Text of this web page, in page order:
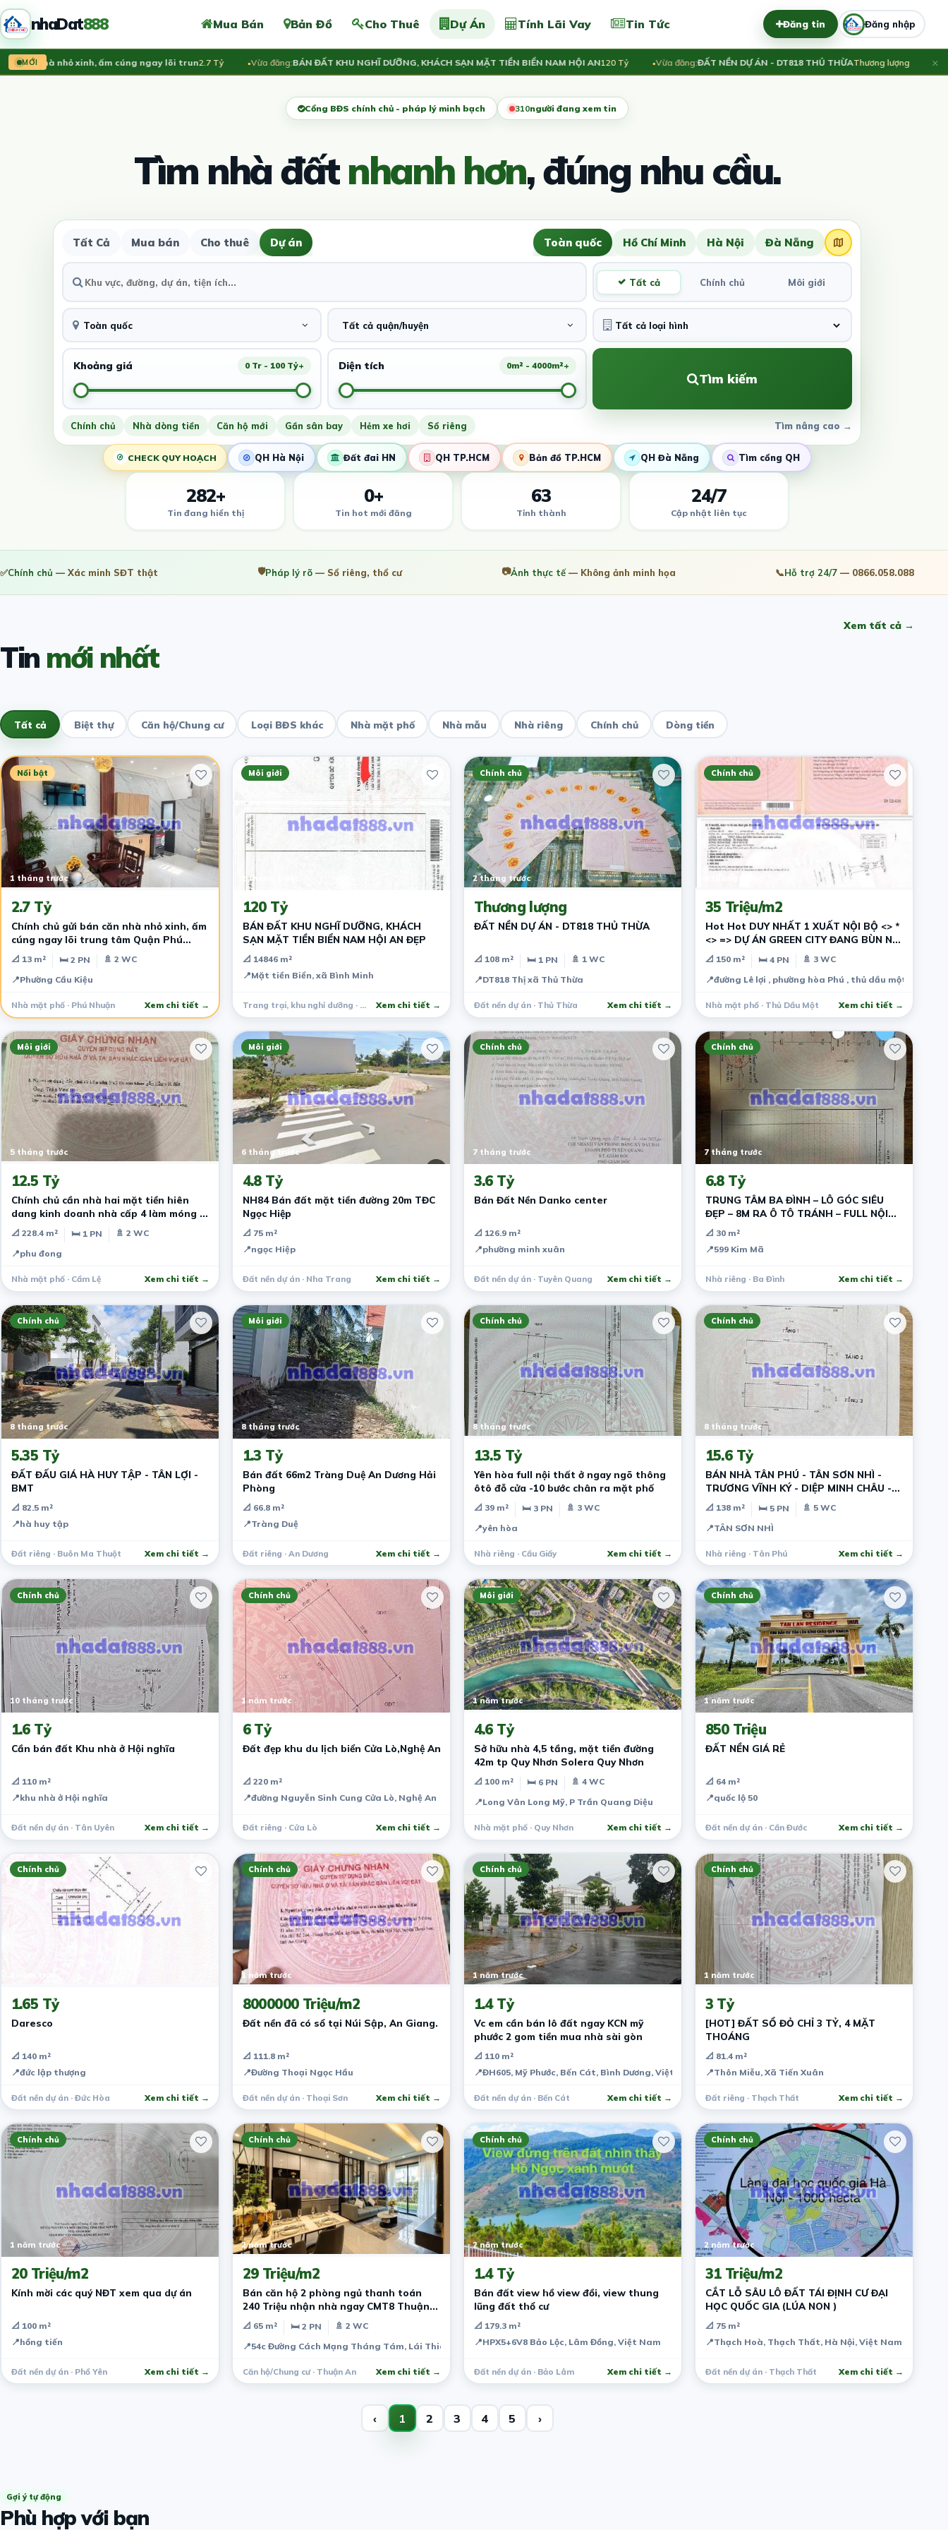
nhaDat888 Mua Bán Bản Đồ Cho Thuê Dự Án Tính Lãi Vay Tin Tức Đăng tin Đăng nhập
MỚI
nhà nhỏ xinh, ấm cúng ngay lõi trun2.7 Tỷ Vừa đăng: BÁN ĐẤT KHU NGHĨ DƯỠNG, KHÁCH SẠN MẶT TIỀN BIỂN NAM HỘI AN120 Tỷ Vừa đăng: ĐẤT NỀN DỰ ÁN - DT818 THỦ THỪAThương lượng Vừa×
Cổng BĐS chính chủ - pháp lý minh bạch 314người đang xem tin
Tìm nhà đấtnhanh hơn, đúng nhu cầu.
Tất Cả Mua bán Cho thuê Dự án Toàn quốc Hồ Chí Minh Hà Nội Đà Nẵng
Tất cả Chính chủ Môi giới
Toàn quốc Tất cả quận/huyện
Khoảng giá 0 Tr - 100 Tỷ+ Diện tích 0m² - 4000m²+
Tìm kiếm
Chính chủ Nhà dòng tiền Căn hộ mới Gần sân bay Hẻm xe hơi Sổ riêng Tìm nâng cao →
CHECK QUY HOẠCH QH Hà Nội Đất đai HN QH TP.HCM Bản đồ TP.HCM QH Đà Nẵng Tìm cổng QH
282+
Tin đang hiển thị
0+
Tin hot mới đăng
63
Tỉnh thành
24/7
Cập nhật liên tục
✅Chính chủ — Xác minh SĐT thật 🛡️Pháp lý rõ — Sổ riêng, thổ cư 📷Ảnh thực tế— Không ảnh minh họa 📞Hỗ trợ 24/7 — 0866.058.088
Tinmới nhất
Xem tất cả →
Tất cả Biệt thự Căn hộ/Chung cư Loại BĐS khác Nhà mặt phố Nhà mẫu Nhà riêng Chính chủ Dòng tiền
Nổi bật
1 tháng trước
2.7 Tỷ
​Chính chủ gửi bán căn nhà nhỏ xinh, ấm
cúng ngay lõi trung tâm Quận Phú
Nhuận
📐 13 m² 🛏 2 PN
🚿 2 WC
📍Phường Cầu Kiệu
Nhà mặt phố · Phú Nhuận Xem chi tiết →
Môi giới
2 tháng trước
120 Tỷ
BÁN ĐẤT KHU NGHĨ DƯỠNG, KHÁCH
SẠN MẶT TIỀN BIỂN NAM HỘI AN ĐẸP
📐 14846 m²
📍Mặt tiền Biển, xã Bình Minh
Trang trại, khu nghỉ dưỡng · Thăng Bình Xem chi tiết →
Chính chủ
2 tháng trước
Thương lượng
ĐẤT NỀN DỰ ÁN - DT818 THỦ THỪA
📐 108 m² 🛏 1 PN
🚿 1 WC
📍DT818 Thị xã Thủ Thừa
Đất nền dự án · Thủ Thừa Xem chi tiết →
Chính chủ
35 Triệu/m2
Hot Hot DUY NHẤT 1 XUẤT NỘI BỘ <> *
<> => DỰ ÁN GREEN CITY ĐANG BÙN NỔ
TẠI TD
📐 150 m² 🛏 4 PN
🚿 3 WC
📍đường Lê lợi , phường hòa Phú , thủ dầu một , bình
Nhà mặt phố · Thủ Dầu Một Xem chi tiết →
Môi giới
5 tháng trước
12.5 Tỷ
Chính chủ cần nhà hai mặt tiền hiên
dang kinh doanh nhà cấp 4 làm móng 3
tầng ki
📐 228.4 m² 🛏 1 PN
🚿 2 WC
📍phu đong
Nhà mặt phố · Cẩm Lệ Xem chi tiết →
Môi giới
6 tháng trước
4.8 Tỷ
NH84 Bán đất mặt tiền đường 20m TĐC
Ngọc Hiệp
📐 75 m²
📍ngọc Hiệp
Đất nền dự án · Nha Trang Xem chi tiết →
Chính chủ
7 tháng trước
3.6 Tỷ
Bán Đất Nền Danko center
📐 126.9 m²
📍phường minh xuân
Đất nền dự án · Tuyên Quang Xem chi tiết →
Chính chủ
7 tháng trước
6.8 Tỷ
TRUNG TÂM BA ĐÌNH – LÔ GÓC SIÊU
ĐẸP – 8M RA Ô TÔ TRÁNH – FULL NỘI
THẤT – Ở LUÔN
📐 30 m²
📍599 Kim Mã
Nhà riêng · Ba Đình Xem chi tiết →
Chính chủ
8 tháng trước
5.35 Tỷ
ĐẤT ĐẤU GIÁ HÀ HUY TẬP - TÂN LỢI -
BMT
📐 82.5 m²
📍hà huy tập
Đất riêng · Buôn Ma Thuột Xem chi tiết →
Môi giới
8 tháng trước
1.3 Tỷ
Bán đất 66m2 Tràng Duệ An Dương Hải
Phòng
📐 66.8 m²
📍Tràng Duệ
Đất riêng · An Dương Xem chi tiết →
Chính chủ
8 tháng trước
13.5 Tỷ
Yên hòa full nội thất ở ngay ngõ thông
ôtô đỗ cửa -10 bước chân ra mặt phố
📐 39 m² 🛏 3 PN
🚿 3 WC
📍yên hòa
Nhà riêng · Cầu Giấy Xem chi tiết →
Chính chủ
8 tháng trước
15.6 Tỷ
BÁN NHÀ TÂN PHÚ - TÂN SƠN NHÌ -
TRƯƠNG VĨNH KÝ - DIỆP MINH CHÂU -
5,5*25M .
📐 138 m² 🛏 5 PN
🚿 5 WC
📍TÂN SƠN NHÌ
Nhà riêng · Tân Phú Xem chi tiết →
Chính chủ
10 tháng trước
1.6 Tỷ
Cần bán đất Khu nhà ở Hội nghĩa
📐 110 m²
📍khu nhà ở Hội nghĩa
Đất nền dự án · Tân Uyên Xem chi tiết →
Chính chủ
1 năm trước
6 Tỷ
Đất đẹp khu du lịch biển Cửa Lò,Nghệ An
📐 220 m²
📍đường Nguyễn Sinh Cung Cửa Lò, Nghệ An
Đất riêng · Cửa Lò Xem chi tiết →
Môi giới
1 năm trước
4.6 Tỷ
Sở hữu nhà 4,5 tầng, mặt tiền đường
42m tp Quy Nhơn Solera Quy Nhơn
📐 100 m² 🛏 6 PN
🚿 4 WC
📍Long Vân Long Mỹ, P Trần Quang Diệu
Nhà mặt phố · Quy Nhơn Xem chi tiết →
Chính chủ
1 năm trước
850 Triệu
ĐẤT NỀN GIÁ RẺ
📐 64 m²
📍quốc lộ 50
Đất nền dự án · Cần Đước Xem chi tiết →
Chính chủ
1.65 Tỷ
Daresco
📐 140 m²
📍đức lập thượng
Đất nền dự án · Đức Hòa Xem chi tiết →
Chính chủ
1 năm trước
8000000 Triệu/m2
Đất nền đã có sổ tại Núi Sập, An Giang.
📐 111.8 m²
📍Đường Thoại Ngọc Hầu
Đất nền dự án · Thoại Sơn Xem chi tiết →
Chính chủ
1 năm trước
1.4 Tỷ
Vc em cần bán lô đất ngay KCN mỹ
phước 2 gom tiền mua nhà sài gòn
📐 110 m²
📍ĐH605, Mỹ Phước, Bến Cát, Bình Dương, Việt Nam
Đất nền dự án · Bến Cát Xem chi tiết →
Chính chủ
1 năm trước
3 Tỷ
[HOT] ĐẤT SỔ ĐỎ CHỈ 3 TỶ, 4 MẶT
THOÁNG
📐 81.4 m²
📍Thôn Miễu, Xã Tiến Xuân
Đất riêng · Thạch Thất Xem chi tiết →
Chính chủ
1 năm trước
20 Triệu/m2
Kính mời các quý NĐT xem qua dự án
📐 100 m²
📍hồng tiến
Đất nền dự án · Phổ Yên Xem chi tiết →
Chính chủ
2 năm trước
29 Triệu/m2
Bán căn hộ 2 phòng ngủ thanh toán
240 Triệu nhận nhà ngay CMT8 Thuận
An
📐 65 m² 🛏 2 PN
🚿 2 WC
📍54c Đường Cách Mạng Tháng Tám, Lái Thiêu, Thuận An, Bình Dương, Việt Nam
Căn hộ/Chung cư · Thuận An Xem chi tiết →
Chính chủ
2 năm trước
1.4 Tỷ
Bán đất view hồ view đồi, view thung
lũng đất thổ cư
📐 179.3 m²
📍HPX5+6V8 Bảo Lộc, Lâm Đồng, Việt Nam
Đất nền dự án · Bảo Lâm Xem chi tiết →
Chính chủ
2 năm trước
31 Triệu/m2
CẮT LỖ SÂU LÔ ĐẤT TÁI ĐỊNH CƯ ĐẠI
HỌC QUỐC GIA (LÚA NON )
📐 75 m²
📍Thạch Hoà, Thạch Thất, Hà Nội, Việt Nam
Đất nền dự án · Thạch Thất Xem chi tiết →
‹ 1 2 3 4 5 ›
Gợi ý tự động
Phù hợp với bạn